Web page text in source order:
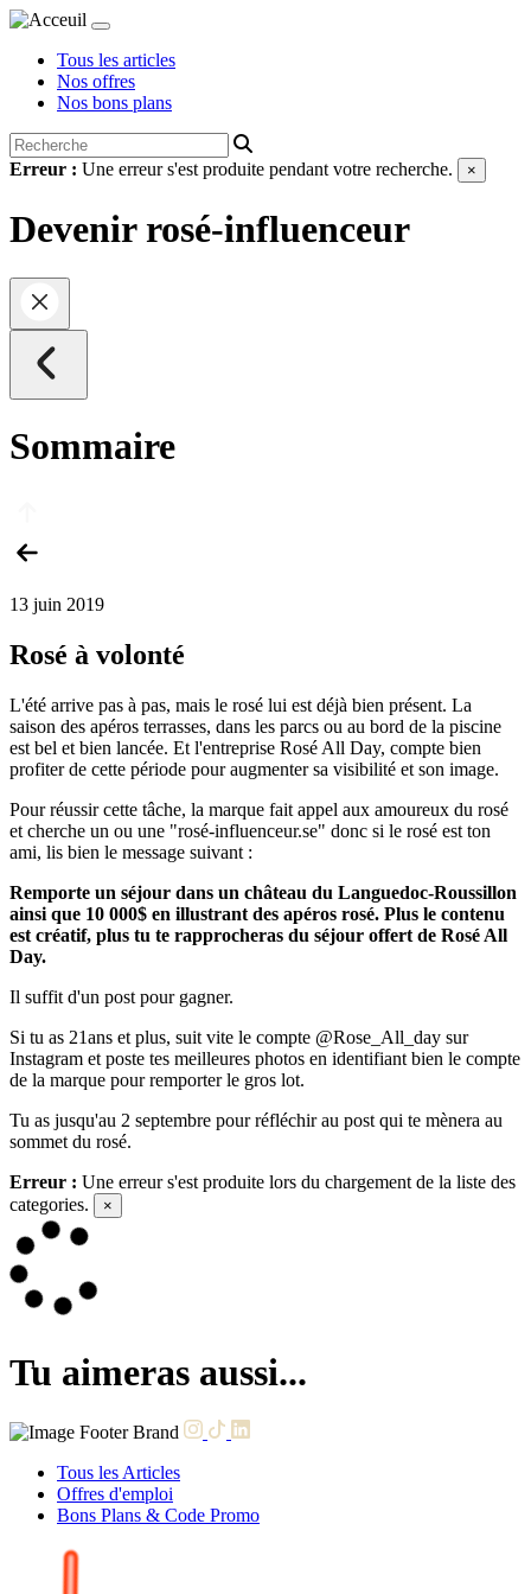
Tous les articles
Nos offres
Nos bons plans
Erreur : Une erreur s'est produite pendant votre recherche. ×
Devenir rosé-influenceur
Sommaire
13 juin 2019
Rosé à volonté
L'été arrive pas à pas, mais le rosé lui est déjà bien présent. La
saison des apéros terrasses, dans les parcs ou au bord de la piscine
est bel et bien lancée. Et l'entreprise Rosé All Day, compte bien
profiter de cette période pour augmenter sa visibilité et son image.
Pour réussir cette tâche, la marque fait appel aux amoureux du rosé
et cherche un ou une "rosé-influenceur.se" donc si le rosé est ton
ami, lis bien le message suivant :
Remporte un séjour dans un château du Languedoc-Roussillon
ainsi que 10 000$ en illustrant des apéros rosé. Plus le contenu
est créatif, plus tu te rapprocheras du séjour offert de Rosé All
Day.
Il suffit d'un post pour gagner.
Si tu as 21ans et plus, suit vite le compte @Rose_All_day sur
Instagram et poste tes meilleures photos en identifiant bien le compte
de la marque pour remporter le gros lot.
Tu as jusqu'au 2 septembre pour réfléchir au post qui te mènera au
sommet du rosé.
Erreur : Une erreur s'est produite lors du chargement de la liste des
categories.
×
Tu aimeras aussi...
Tous les Articles
Offres d'emploi
Bons Plans & Code Promo